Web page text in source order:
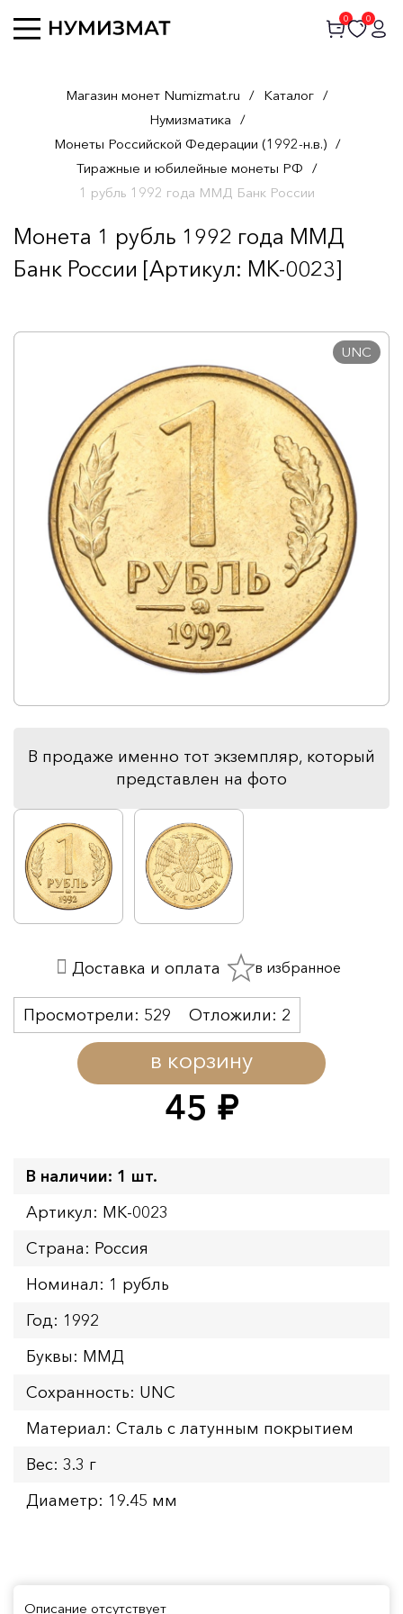
0 0
Магазин монет Numizmat.ru / Каталог /
Нумизматика /
Монеты Российской Федерации (1992-н.в.) /
Тиражные и юбилейные монеты РФ /
1 рубль 1992 года ММД Банк России
Монета 1 рубль 1992 года ММД
Банк России [Артикул: MK-0023]
UNC
В продаже именно тот экземпляр, который
представлен на фото
45 руб.
в корзину
Просмотрели: 529 Отложили: 2
Доставка и оплата в избранное
В наличии: 1 шт.
Артикул: MK-0023
Страна: Россия
Номинал: 1 рубль
Год: 1992
Буквы: ММД
Сохранность: UNC
Материал: Сталь с латунным покрытием
Вес: 3.3 г
Диаметр: 19.45 мм
Описание отсутствует